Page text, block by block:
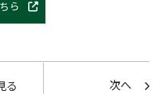
ら
る 次へ